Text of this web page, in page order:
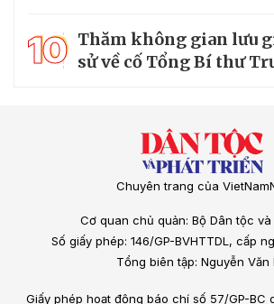
10 Thăm không gian lưu
sử về cố Tổng Bí thư
Chuyên trang của
Cơ quan chủ quản: Bộ Dân tộc và
Số giấy phép: 146/GP-BVHTTDL, cấp
Tổng biên tập: Nguyễn Văn
Giấy phép hoạt động báo chí số 57/GP-BC